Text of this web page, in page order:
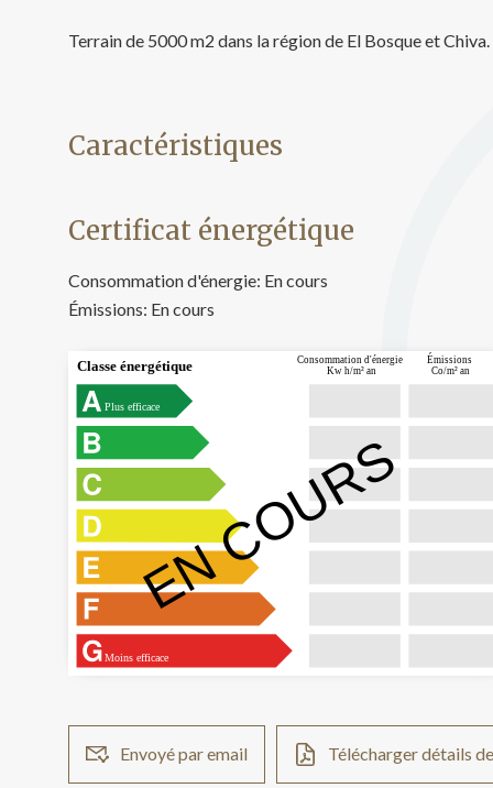
Terrain de 5000 m2 dans la région de El Bosque et Chiva.
Caractéristiques
Certificat énergétique
Consommation d'énergie: En cours
Émissions: En cours
Plus efficace
Moins efficace
Classe énergétique
Consommation d'énergie
Kw h/m² an
Émissions
Co/m² an
EN COURS
Envoyé par email Télécharger détails